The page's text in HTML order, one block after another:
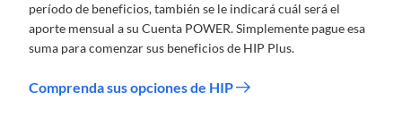
período de beneficios, también se le indicará cuál será el
aporte mensual a su Cuenta POWER. Simplemente pague esa
suma para comenzar sus beneficios de HIP Plus.
Comprenda sus opciones de HIP